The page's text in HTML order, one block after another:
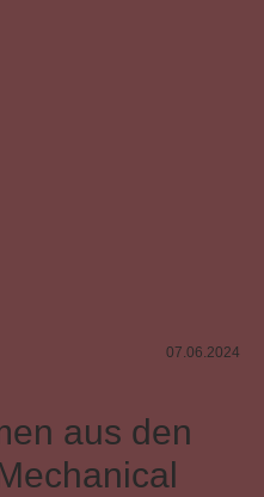
07.06.2024
aus den